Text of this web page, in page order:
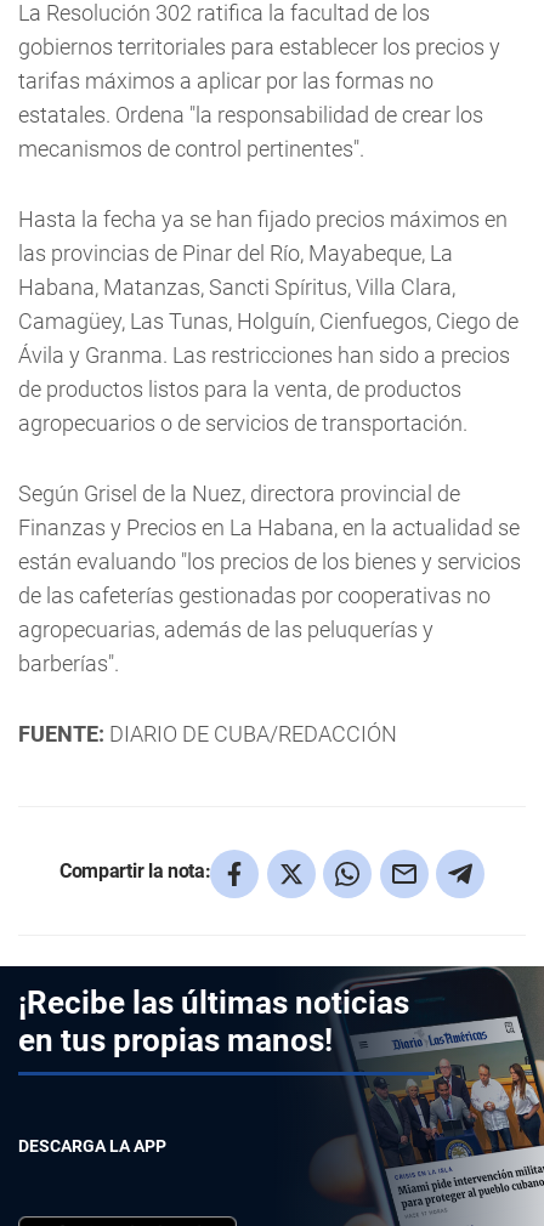
La Resolución 302 ratifica la facultad de los
gobiernos territoriales para establecer los precios y
tarifas máximos a aplicar por las formas no
estatales. Ordena "la responsabilidad de crear los
mecanismos de control pertinentes".
Hasta la fecha ya se han fijado precios máximos en
las provincias de Pinar del Río, Mayabeque, La
Habana, Matanzas, Sancti Spíritus, Villa Clara,
Camagüey, Las Tunas, Holguín, Cienfuegos, Ciego de
Ávila y Granma. Las restricciones han sido a precios
de productos listos para la venta, de productos
agropecuarios o de servicios de transportación.
Según Grisel de la Nuez, directora provincial de
Finanzas y Precios en La Habana, en la actualidad se
están evaluando "los precios de los bienes y servicios
de las cafeterías gestionadas por cooperativas no
agropecuarias, además de las peluquerías y
barberías".
FUENTE: DIARIO DE CUBA/REDACCIÓN
Compartir la nota:
¡Recibe las últimas noticias
en tus propias manos!
DESCARGA LA APP